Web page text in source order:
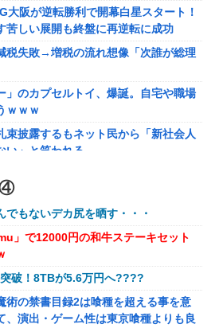
発表、ネモ選手とウメハラ選手が婚姻
想 誰よりも早く！【～交番女子の逆
さんがいいのよね、ふふっ♪」対魔
バニーとヨミハラクライシス』
動物園でアシカに水をかけられビショ
手に入れましたが必要レベルに達して
せん」←このシステムｗｗｗｗ
、NG行動回避ゲーム！フリが露
作格ゲー、歴代格ゲーのパロディが多
大阪が逆転勝利で開幕白星スタート！
苦しい展開も終盤に再逆転に成功
税失敗→増税の流れ想像「次誰が総理
」のカプセルトイ、爆誕。自宅や職場
ｗｗｗ
束披露するもネット民から「新社会人
い」と笑われる
「おいなり巻（600円）」、卑猥すぎ
術室の様子が公開される
スポート所有率が低すぎる、何故なの
イン、遂にデレるwwww
④
でもないデカ尻を晒す・・・
」で12000円の和牛ステーキセット
突破！8TBが5.6万円へ????
術の禁書目録2は喰種を超える事を意
、演出・ゲーム性は東京喰種よりも良